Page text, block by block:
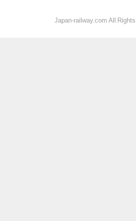
Japan-railway.com All Rights